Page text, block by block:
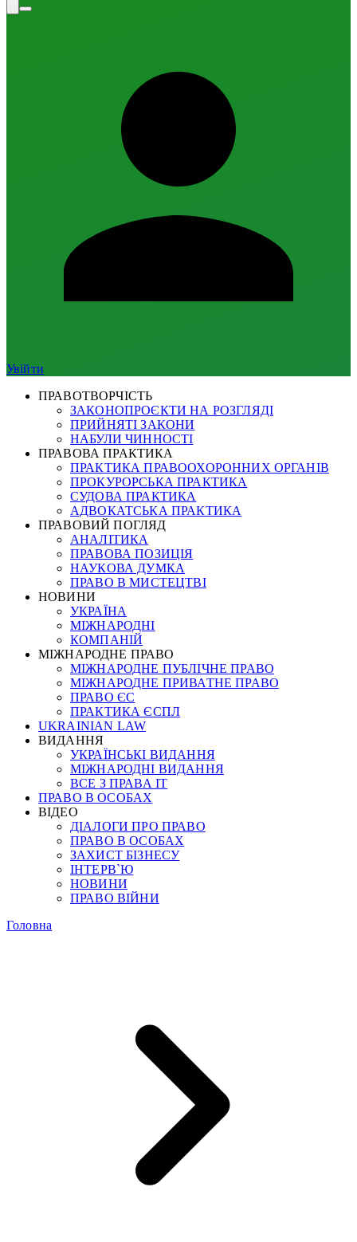
Увійти
ПРАВОТВОРЧІСТЬ
ЗАКОНОПРОЄКТИ НА РОЗГЛЯДІ
ПРИЙНЯТІ ЗАКОНИ
НАБУЛИ ЧИННОСТІ
ПРАВОВА ПРАКТИКА
ПРАКТИКА ПРАВООХОРОННИХ ОРГАНІВ
ПРОКУРОРСЬКА ПРАКТИКА
СУДОВА ПРАКТИКА
АДВОКАТСЬКА ПРАКТИКА
ПРАВОВИЙ ПОГЛЯД
АНАЛІТИКА
ПРАВОВА ПОЗИЦІЯ
НАУКОВА ДУМКА
ПРАВО В МИСТЕЦТВІ
НОВИНИ
УКРАЇНА
МІЖНАРОДНІ
КОМПАНІЙ
МІЖНАРОДНЕ ПРАВО
МІЖНАРОДНЕ ПУБЛІЧНЕ ПРАВО
МІЖНАРОДНЕ ПРИВАТНЕ ПРАВО
ПРАВО ЄС
ПРАКТИКА ЄСПЛ
UKRAINIAN LAW
ВИДАННЯ
УКРАЇНСЬКІ ВИДАННЯ
МІЖНАРОДНІ ВИДАННЯ
ВСЕ З ПРАВА ІТ
ПРАВО В ОСОБАХ
ВІДЕО
ДІАЛОГИ ПРО ПРАВО
ПРАВО В ОСОБАХ
ЗАХИСТ БІЗНЕСУ
ІНТЕРВ`Ю
НОВИНИ
ПРАВО ВІЙНИ
Головна